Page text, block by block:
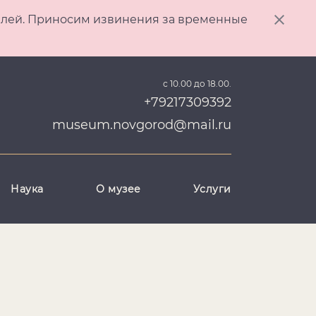
Приносим извинения за временные
с 10.00 до 18.00.
+79217309392
museum.novgorod@mail.ru
Наука О музее Услуги